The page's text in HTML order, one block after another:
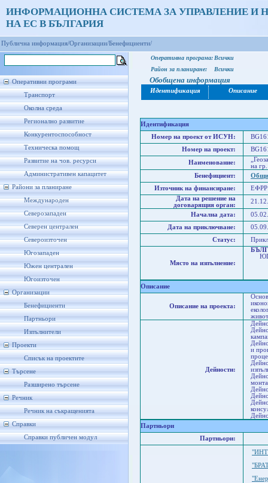
ИНФОРМАЦИОННА СИСТЕМА ЗА УПРАВЛЕНИЕ И
НА ЕС В БЪЛГАРИЯ
Публична информация/Организации/Бенефициенти/
Оперативни програми
Транспорт
Околна среда
Регионално развитие
Конкурентоспособност
Техническа помощ
Развитие на чов. ресурси
Административен капацитет
Райони за планиране
Международен
Северозападен
Северен централен
Североизточен
Югозападен
Южен централен
Югоизточен
Организации
Бенефициенти
Партньори
Изпълнители
Проекти
Списък на проектите
Търсене
Разширено търсене
Речник
Речник на съкращенията
Справки
Справки публичен модул
Оперативна програма: Всички
Район за планиране:
Всички
Обобщена информация
Идентификация Описание
Идентификация
Номер на проект от ИСУН:
Номер на проект:
Наименование:
на
Бенефициент:
Източник на финансиране:
Дата на решение на
договарящия орган:
Начална дата:
Дата на приключване:
Статус:
Място на изпълнение:
Описание
Описание на проекта:
Дейности:
и
Партньори
Партньори: